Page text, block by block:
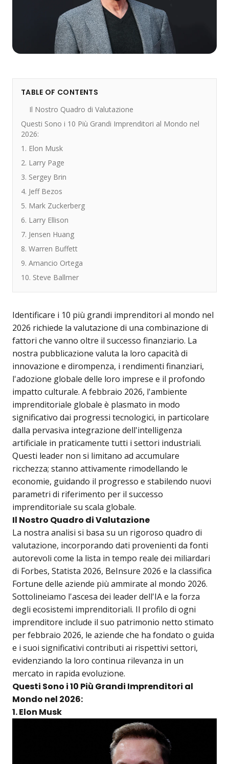
TABLE OF CONTENTS
Il Nostro Quadro di Valutazione
Questi Sono i 10 Più Grandi Imprenditori al Mondo nel
2026:
1. Elon Musk
2. Larry Page
3. Sergey Brin
4. Jeff Bezos
5. Mark Zuckerberg
6. Larry Ellison
7. Jensen Huang
8. Warren Buffett
9. Amancio Ortega
10. Steve Ballmer
Identificare i 10 più grandi imprenditori al mondo nel
2026 richiede la valutazione di una combinazione di
fattori che vanno oltre il successo finanziario. La
nostra pubblicazione valuta la loro capacità di
innovazione e dirompenza, i rendimenti finanziari,
l'adozione globale delle loro imprese e il profondo
impatto culturale. A febbraio 2026, l'ambiente
imprenditoriale globale è plasmato in modo
significativo dai progressi tecnologici, in particolare
dalla pervasiva integrazione dell'intelligenza
artificiale in praticamente tutti i settori industriali.
Questi leader non si limitano ad accumulare
ricchezza; stanno attivamente rimodellando le
economie, guidando il progresso e stabilendo nuovi
parametri di riferimento per il successo
imprenditoriale su scala globale.
Il Nostro Quadro di Valutazione
La nostra analisi si basa su un rigoroso quadro di
valutazione, incorporando dati provenienti da fonti
autorevoli come la lista in tempo reale dei miliardari
di Forbes, Statista 2026, BeInsure 2026 e la classifica
Fortune delle aziende più ammirate al mondo 2026.
Sottolineiamo l'ascesa dei leader dell'IA e la forza
degli ecosistemi imprenditoriali. Il profilo di ogni
imprenditore include il suo patrimonio netto stimato
per febbraio 2026, le aziende che ha fondato o guida
e i suoi significativi contributi ai rispettivi settori,
evidenziando la loro continua rilevanza in un
mercato in rapida evoluzione.
Questi Sono i 10 Più Grandi Imprenditori al
Mondo nel 2026:
1. Elon Musk